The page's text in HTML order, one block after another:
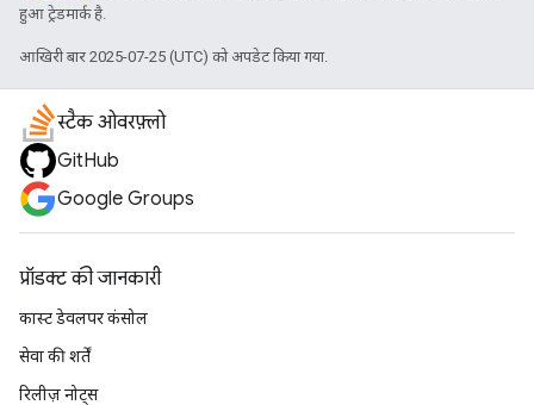
हुआ ट्रेडमार्क है.
आखिरी बार 2025-07-25 (UTC) को अपडेट किया गया.
स्टैक ओवरफ़्लो
GitHub
Google Groups
प्रॉडक्ट की जानकारी
कास्ट डेवलपर कंसोल
सेवा की शर्तें
रिलीज़ नोट्स